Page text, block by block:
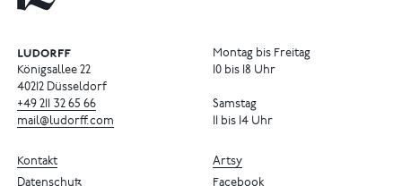
Königsallee 22
40212 Düsseldorf
+49 211 32 65 66
mail@ludorff.com
Montag bis Freitag
10 bis 18 Uhr
Samstag
11 bis 14 Uhr
Artsy
Kontakt